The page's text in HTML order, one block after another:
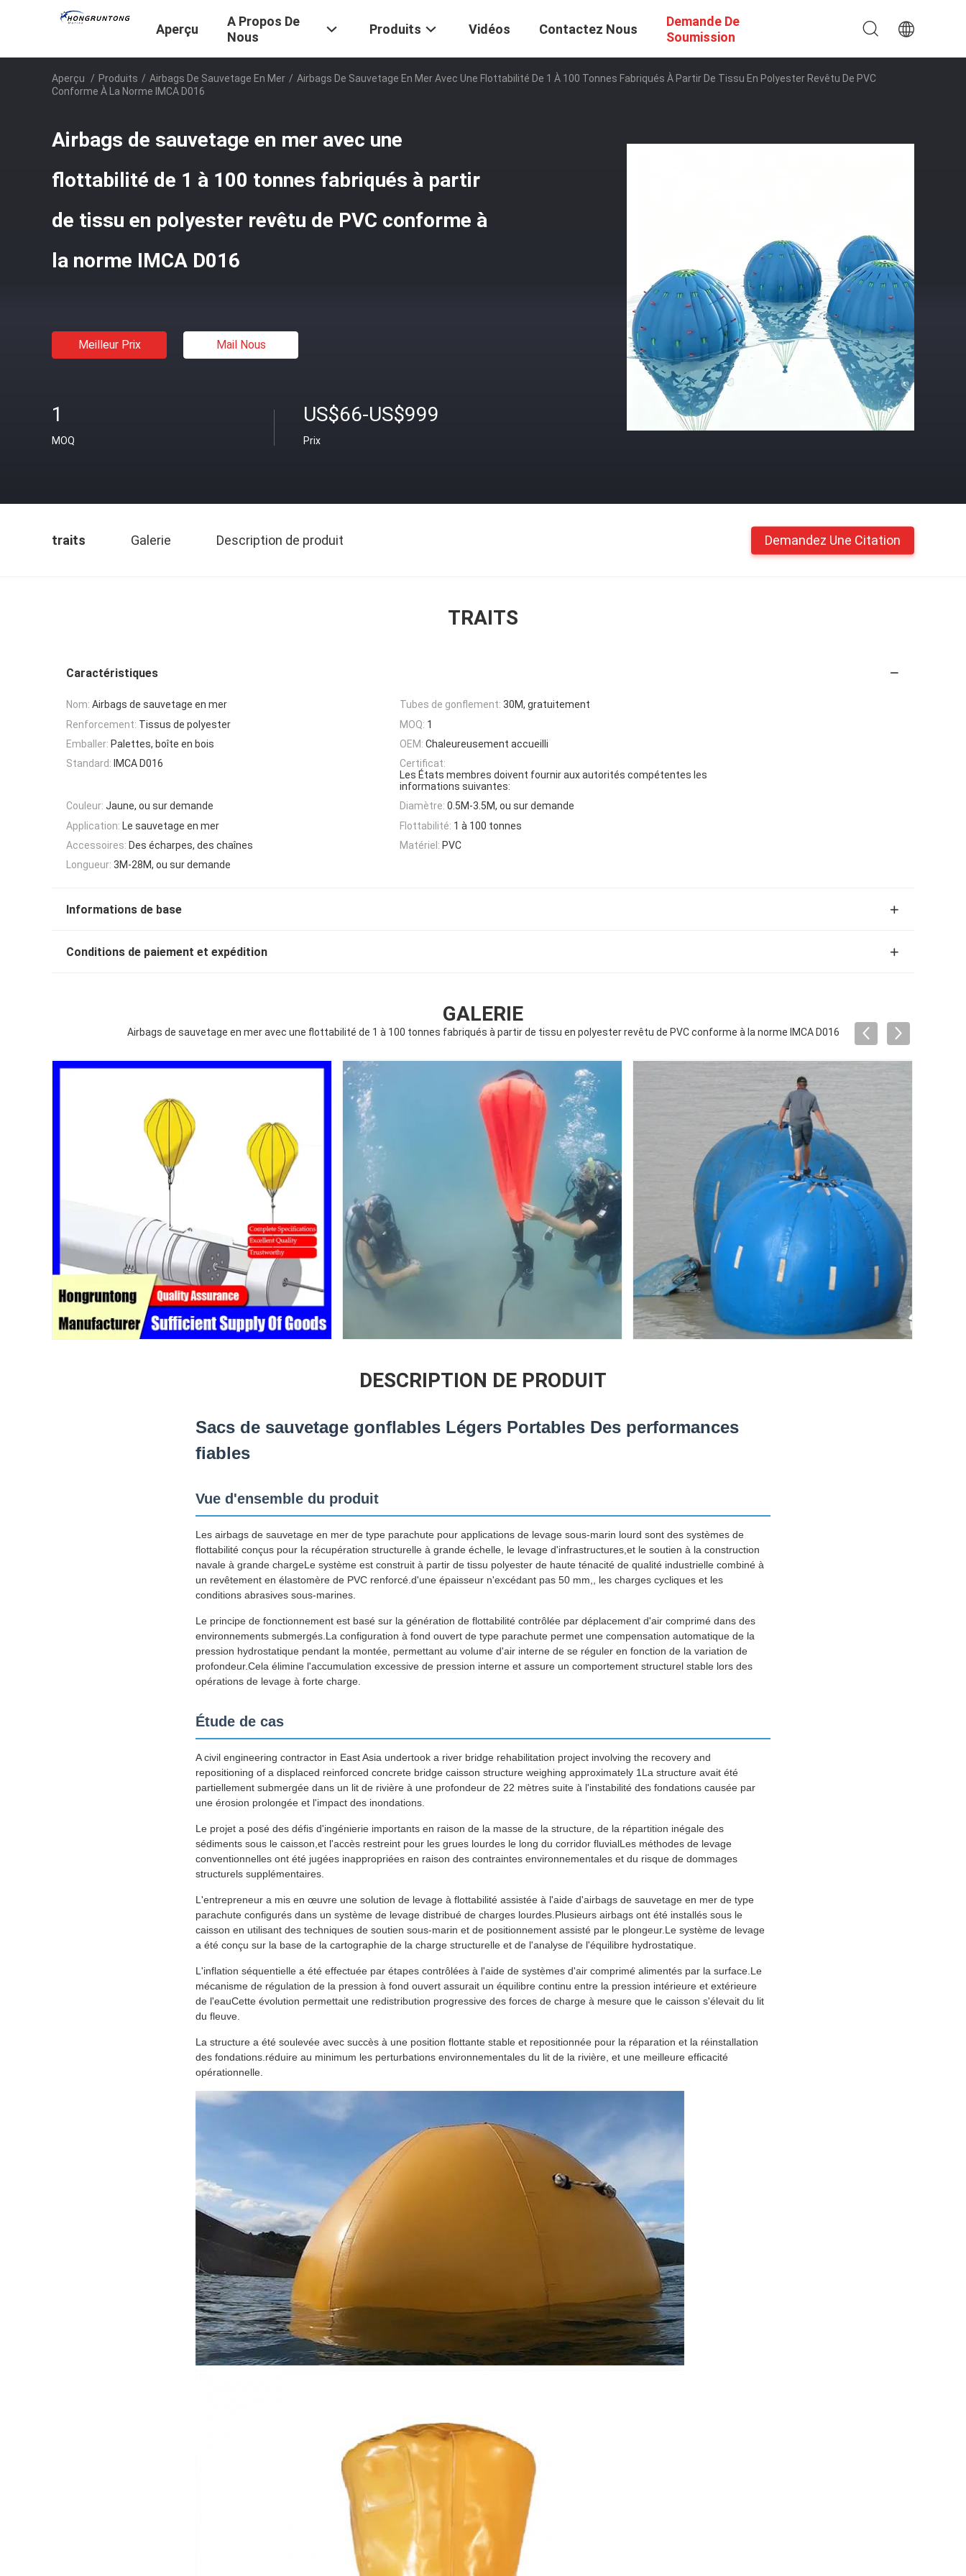
Aperçu
A Propos De
Nous
Produits Vidéos Contactez Nous
Demande De
Soumission
Aperçu / Produits / Airbags De Sauvetage En Mer / Airbags De Sauvetage En Mer Avec Une Flottabilité De 1 À 100 Tonnes Fabriqués À Partir De Tissu En Polyester Revêtu De PVC
Conforme À La Norme IMCA D016
Airbags de sauvetage en mer avec une
flottabilité de 1 à 100 tonnes fabriqués à partir
de tissu en polyester revêtu de PVC conforme à
la norme IMCA D016
Meilleur Prix Mail Nous
1
MOQ
US$66-US$999
Prix
traits Galerie Description de produit Demandez Une Citation
TRAITS
Caractéristiques
Nom: Airbags de sauvetage en mer Tubes de gonflement: 30M, gratuitement
Renforcement: Tissus de polyester MOQ: 1
Emballer: Palettes, boîte en bois OEM: Chaleureusement accueilli
Standard: IMCA D016
Certificat:
Les États membres doivent fournir aux autorités compétentes les
informations suivantes:
Couleur: Jaune, ou sur demande Diamètre: 0.5M-3.5M, ou sur demande
Application: Le sauvetage en mer Flottabilité: 1 à 100 tonnes
Accessoires: Des écharpes, des chaînes Matériel: PVC
Longueur: 3M-28M, ou sur demande
Informations de base
Conditions de paiement et expédition
GALERIE
Airbags de sauvetage en mer avec une flottabilité de 1 à 100 tonnes fabriqués à partir de tissu en polyester revêtu de PVC conforme à la norme IMCA D016
DESCRIPTION DE PRODUIT
Sacs de sauvetage gonflables Légers Portables Des performances
fiables
Vue d'ensemble du produit
Les airbags de sauvetage en mer de type parachute pour applications de levage sous-marin lourd sont des systèmes de
flottabilité conçus pour la récupération structurelle à grande échelle, le levage d'infrastructures,et le soutien à la construction
navale à grande chargeLe système est construit à partir de tissu polyester de haute ténacité de qualité industrielle combiné à
un revêtement en élastomère de PVC renforcé.d'une épaisseur n'excédant pas 50 mm,, les charges cycliques et les
conditions abrasives sous-marines.
Le principe de fonctionnement est basé sur la génération de flottabilité contrôlée par déplacement d'air comprimé dans des
environnements submergés.La configuration à fond ouvert de type parachute permet une compensation automatique de la
pression hydrostatique pendant la montée, permettant au volume d'air interne de se réguler en fonction de la variation de
profondeur.Cela élimine l'accumulation excessive de pression interne et assure un comportement structurel stable lors des
opérations de levage à forte charge.
Étude de cas
A civil engineering contractor in East Asia undertook a river bridge rehabilitation project involving the recovery and
repositioning of a displaced reinforced concrete bridge caisson structure weighing approximately 1La structure avait été
partiellement submergée dans un lit de rivière à une profondeur de 22 mètres suite à l'instabilité des fondations causée par
une érosion prolongée et l'impact des inondations.
Le projet a posé des défis d'ingénierie importants en raison de la masse de la structure, de la répartition inégale des
sédiments sous le caisson,et l'accès restreint pour les grues lourdes le long du corridor fluvialLes méthodes de levage
conventionnelles ont été jugées inappropriées en raison des contraintes environnementales et du risque de dommages
structurels supplémentaires.
L'entrepreneur a mis en œuvre une solution de levage à flottabilité assistée à l'aide d'airbags de sauvetage en mer de type
parachute configurés dans un système de levage distribué de charges lourdes.Plusieurs airbags ont été installés sous le
caisson en utilisant des techniques de soutien sous-marin et de positionnement assisté par le plongeur.Le système de levage
a été conçu sur la base de la cartographie de la charge structurelle et de l'analyse de l'équilibre hydrostatique.
L'inflation séquentielle a été effectuée par étapes contrôlées à l'aide de systèmes d'air comprimé alimentés par la surface.Le
mécanisme de régulation de la pression à fond ouvert assurait un équilibre continu entre la pression intérieure et extérieure
de l'eauCette évolution permettait une redistribution progressive des forces de charge à mesure que le caisson s'élevait du lit
du fleuve.
La structure a été soulevée avec succès à une position flottante stable et repositionnée pour la réparation et la réinstallation
des fondations.réduire au minimum les perturbations environnementales du lit de la rivière, et une meilleure efficacité
opérationnelle.